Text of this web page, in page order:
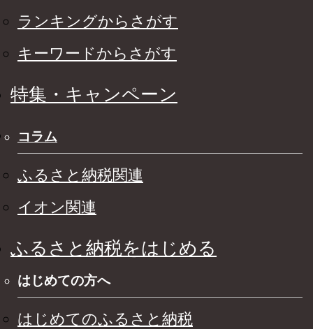
ランキングからさがす
キーワードからさがす
特集・キャンペーン
コラム
ふるさと納税関連
イオン関連
ふるさと納税をはじめる
はじめての方へ
はじめてのふるさと納税